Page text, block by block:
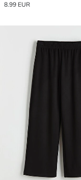
8.99 EUR